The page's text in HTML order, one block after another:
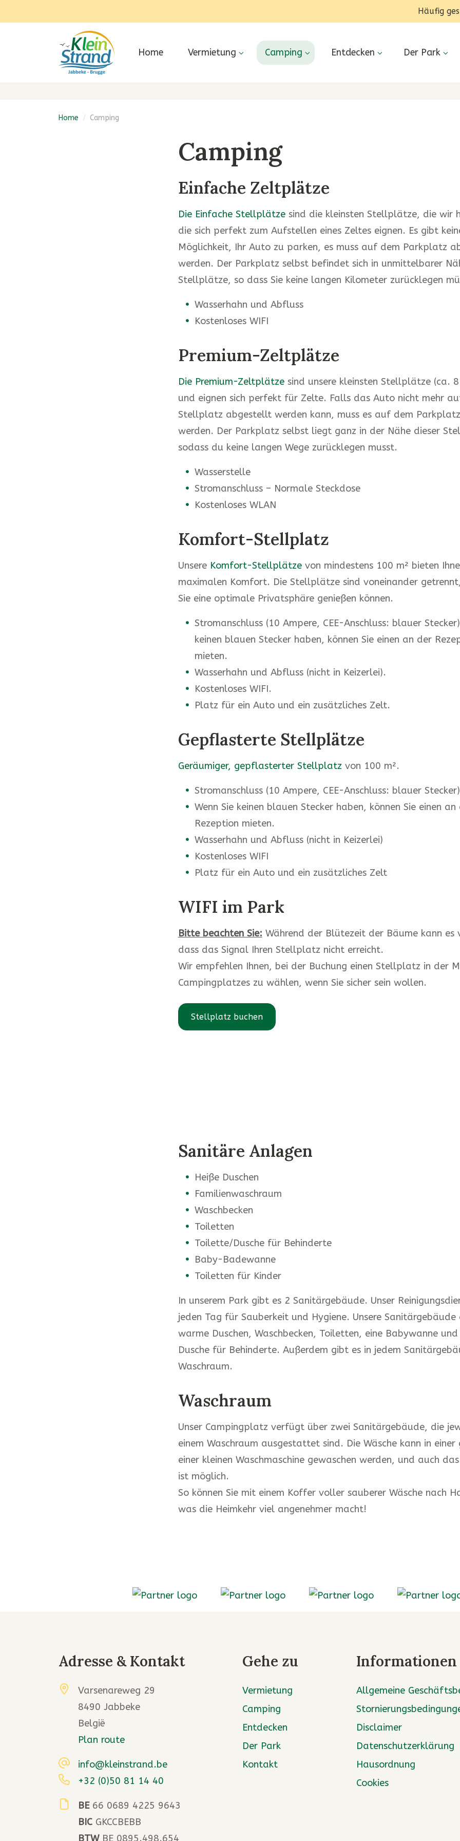
Häufig
Home Vermietung Camping Entdecken Der Park
Home / Camping
Camping
Einfache Zeltplätze
Die Einfache Stellplätzesind die kleinsten Stellplätze, die wir
die sich perfekt zum Aufstellen eines Zeltes eignen. Es gibt
Möglichkeit, Ihr Auto zu parken, es muss auf dem Parkplatz
werden. Der Parkplatz selbst befindet sich in unmittelbarer
Stellplätze, so dass Sie keine langen Kilometer zurücklegen
Wasserhahn und Abfluss
Kostenloses WIFI
Premium-Zeltplätze
Die Premium-Zeltplätzesind unsere kleinsten Stellplätze (ca.
und eignen sich perfekt für Zelte. Falls das Auto nicht mehr
Stellplatz abgestellt werden kann, muss es auf dem
werden. Der Parkplatz selbst liegt ganz in der Nähe dieser
sodass du keine langen Wege zurücklegen musst.
Wasserstelle
Stromanschluss – Normale Steckdose
Kostenloses WLAN
Komfort-Stellplatz
Unsere Komfort-Stellplätzevon mindestens 100 m² bieten
maximalen Komfort. Die Stellplätze sind voneinander
Sie eine optimale Privatsphäre genießen können.
Stromanschluss (10 Ampere, CEE-Anschluss: blauer
keinen blauen Stecker haben, können Sie einen an der
mieten.
Wasserhahn und Abfluss (nicht in Keizerlei).
Kostenloses WIFI.
Platz für ein Auto und ein zusätzliches Zelt.
Gepflasterte Stellplätze
Geräumiger, gepflasterter Stellplatz von 100 m².
Stromanschluss (10 Ampere, CEE-Anschluss: blauer Stecker)
Wenn Sie keinen blauen Stecker haben, können Sie einen an
Rezeption mieten.
Wasserhahn und Abfluss (nicht in Keizerlei)
Kostenloses WIFI
Platz für ein Auto und ein zusätzliches Zelt
WIFI im Park
Bitte beachten Sie: Während der Blütezeit der Bäume kann es
dass das Signal Ihren Stellplatz nicht erreicht.
Wir empfehlen Ihnen, bei der Buchung einen Stellplatz in der
Campingplatzes zu wählen, wenn Sie sicher sein wollen.
Stellplatz buchen
Sanitäre Anlagen
Heiße Duschen
Familienwaschraum
Waschbecken
Toiletten
Toilette/Dusche für Behinderte
Baby-Badewanne
Toiletten für Kinder
In unserem Park gibt es 2 Sanitärgebäude. Unser
jeden Tag für Sauberkeit und Hygiene. Unsere
warme Duschen, Waschbecken, Toiletten, eine Babywanne und
Dusche für Behinderte. Außerdem gibt es in jedem
Waschraum.
Waschraum
Unser Campingplatz verfügt über zwei Sanitärgebäude, die
einem Waschraum ausgestattet sind. Die Wäsche kann in einer
einer kleinen Waschmaschine gewaschen werden, und auch
ist möglich.
So können Sie mit einem Koffer voller sauberer Wäsche nach
was die Heimkehr viel angenehmer macht!
Adresse & Kontakt
Varsenareweg 29
8490 Jabbeke
België
Plan route
info@kleinstrand.be
+32 (0)50 81 14 40
BE66 0689 4225 9643
BIC GKCCBEBB
BTWBE 0895.498.654
Gehe zu
Vermietung
Camping
Entdecken
Der Park
Kontakt
Informationen
Allgemeine
Disclaimer
Datenschutzerklärung
Hausordnung
Cookies